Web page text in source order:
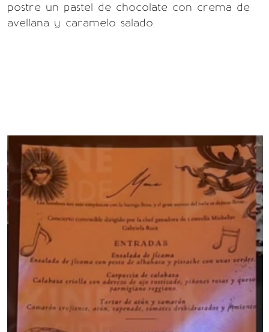
postre un pastel de chocolate con crema de
avellana y caramelo salado.